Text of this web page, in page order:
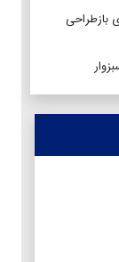
بازطراحی